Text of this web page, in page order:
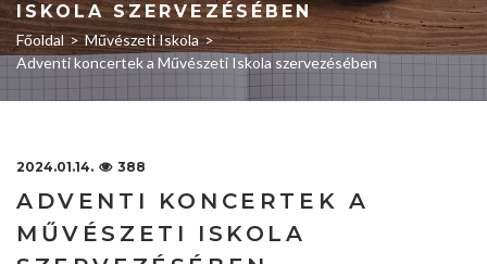
ISKOLA SZERVEZÉSÉBEN
Főoldal > Művészeti Iskola >
Adventi koncertek a Művészeti Iskola szervezésében
2024.01.14. 388
ADVENTI KONCERTEK A
MŰVÉSZETI ISKOLA